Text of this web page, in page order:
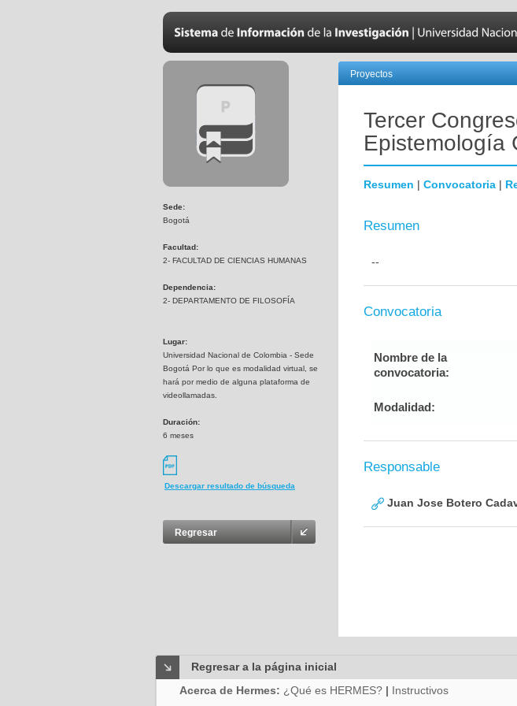
Sede:
Bogotá
Facultad:
2- FACULTAD DE CIENCIAS HUMANAS
Dependencia:
2- DEPARTAMENTO DE FILOSOFÍA
Lugar:
Universidad Nacional de Colombia - Sede
Bogotá Por lo que es modalidad virtual, se
hará por medio de alguna plataforma de
videollamadas.
Duración:
6 meses
Descargar resultado de búsqueda
Regresar
Proyectos
Tercer
Epistemología
Resumen | Convocatoria |
Resumen
--
Convocatoria
Nombre de la
convocatoria:
Modalidad:
Responsable
Juan Jose Botero
Regresar a la página inicial
Acerca de Hermes: ¿Qué es HERMES? | Instructivos